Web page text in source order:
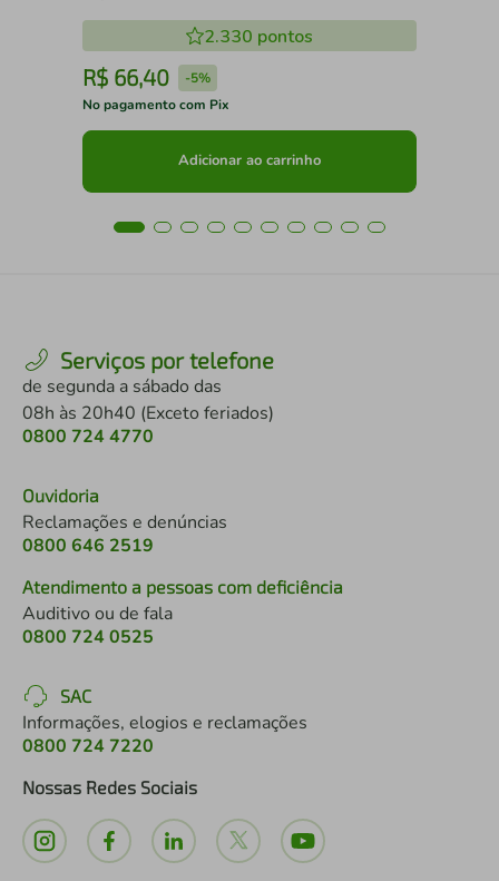
2.330 pontos
R$ 66,40 -5%
No pagamento com Pix
Adicionar ao carrinho
Serviços por telefone
de segunda a sábado das
08h às 20h40 (Exceto feriados)
0800 724 4770
Ouvidoria
Reclamações e denúncias
0800 646 2519
Atendimento a pessoas com deficiência
Auditivo ou de fala
0800 724 0525
SAC
Informações, elogios e reclamações
0800 724 7220
Nossas Redes Sociais